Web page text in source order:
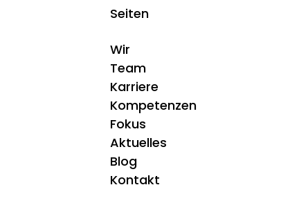
Seiten
Wir
Team
Karriere
Kompetenzen
Fokus
Aktuelles
Blog
Kontakt